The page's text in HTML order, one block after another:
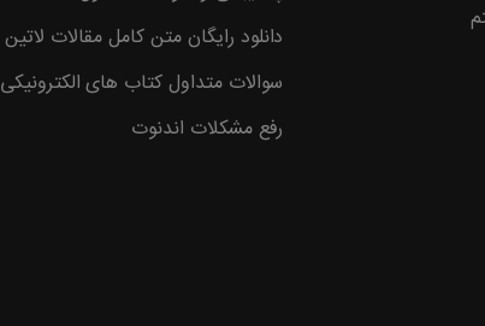
دانلود رایگان متن کامل مقالات لاتین
سوالات متداول کتاب های الکترونیکی
رفع مشکلات اندنوت